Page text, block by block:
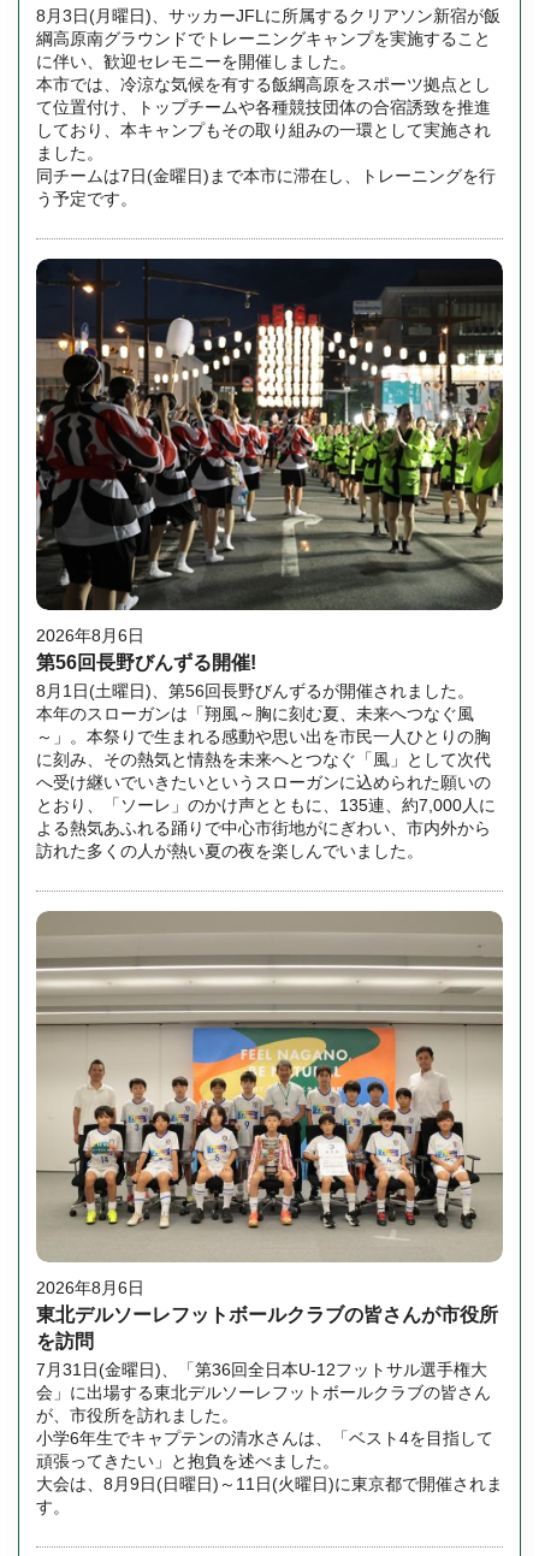
8月3日(月曜日)、サッカーJFLに所属するクリアソン新宿が飯
綱高原南グラウンドでトレーニングキャンプを実施すること
に伴い、歓迎セレモニーを開催しました。
本市では、冷涼な気候を有する飯綱高原をスポーツ拠点とし
て位置付け、トップチームや各種競技団体の合宿誘致を推進
しており、本キャンプもその取り組みの一環として実施され
ました。
同チームは7日(金曜日)まで本市に滞在し、トレーニングを行
う予定です。
2026年8月6日
第56回長野びんずる開催!
8月1日(土曜日)、第56回長野びんずるが開催されました。
本年のスローガンは「翔風～胸に刻む夏、未来へつなぐ風
～」。本祭りで生まれる感動や思い出を市民一人ひとりの胸
に刻み、その熱気と情熱を未来へとつなぐ「風」として次代
へ受け継いでいきたいというスローガンに込められた願いの
とおり、「ソーレ」のかけ声とともに、135連、約7,000人に
よる熱気あふれる踊りで中心市街地がにぎわい、市内外から
訪れた多くの人が熱い夏の夜を楽しんでいました。
2026年8月6日
東北デルソーレフットボールクラブの皆さんが市役所
を訪問
7月31日(金曜日)、「第36回全日本U-12フットサル選手権大
会」に出場する東北デルソーレフットボールクラブの皆さん
が、市役所を訪れました。
小学6年生でキャプテンの清水さんは、「ベスト4を目指して
頑張ってきたい」と抱負を述べました。
大会は、8月9日(日曜日)～11日(火曜日)に東京都で開催されま
す。